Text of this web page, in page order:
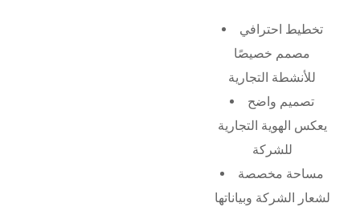
تخطيط احترافي
مصمم خصيصًا
للأنشطة التجارية
تصميم واضح
يعكس الهوية التجارية
للشركة
مساحة مخصصة
لشعار الشركة وبياناتها